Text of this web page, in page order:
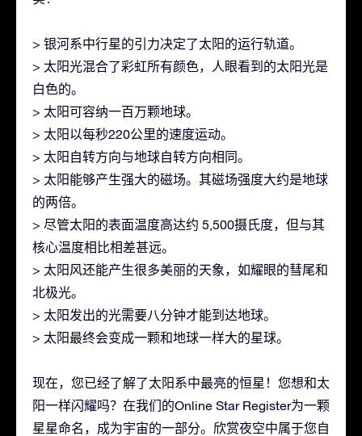
> 银河系中行星的引力决定了太阳的运行轨道。
> 太阳光混合了彩虹所有颜色，人眼看到的太阳光是
白色的。
> 太阳可容纳一百万颗地球。
> 太阳以每秒220公里的速度运动。
> 太阳自转方向与地球自转方向相同。
> 太阳能够产生强大的磁场。其磁场强度大约是地球
的两倍。
> 尽管太阳的表面温度高达约 5,500摄氏度，但与其
核心温度相比相差甚远。
> 太阳风还能产生很多美丽的天象，如耀眼的彗尾和
北极光。
> 太阳发出的光需要八分钟才能到达地球。
> 太阳最终会变成一颗和地球一样大的星球。
现在，您已经了解了太阳系中最亮的恒星！您想和太
阳一样闪耀吗？在我们的Online Star Register为一颗
星星命名，成为宇宙的一部分。欣赏夜空中属于您自